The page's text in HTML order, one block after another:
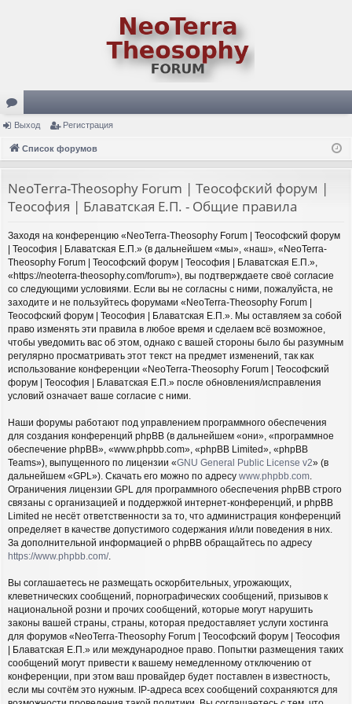
ор
ум
Выход Регистрация
Список форумов
NeoTerra-Theosophy Forum | Теософский форум |
Теософия | Блаватская Е.П. - Общие правила
Заходя на конференцию «NeoTerra-Theosophy Forum | Теософский форум
| Теософия | Блаватская Е.П.» (в дальнейшем «мы», «наш», «NeoTerra-
Theosophy Forum | Теософский форум | Теософия | Блаватская Е.П.»,
«https://neoterra-theosophy.com/forum»), вы подтверждаете своё согласие
со следующими условиями. Если вы не согласны с ними, пожалуйста, не
заходите и не пользуйтесь форумами «NeoTerra-Theosophy Forum |
Теософский форум | Теософия | Блаватская Е.П.». Мы оставляем за собой
право изменять эти правила в любое время и сделаем всё возможное,
чтобы уведомить вас об этом, однако с вашей стороны было бы разумным
регулярно просматривать этот текст на предмет изменений, так как
использование конференции «NeoTerra-Theosophy Forum | Теософский
форум | Теософия | Блаватская Е.П.» после обновления/исправления
условий означает ваше согласие с ними.
Наши форумы работают под управлением программного обеспечения
для создания конференций phpBB (в дальнейшем «они», «программное
обеспечение phpBB», «www.phpbb.com», «phpBB Limited», «phpBB
Teams»), выпущенного по лицензии «GNU General Public License v2» (в
дальнейшем «GPL»). Скачать его можно по адресу www.phpbb.com
Ограничения лицензии GPL для программного обеспечения phpBB строго
связаны с организацией и поддержкой интернет-конференций, и phpBB
Limited не несёт ответственности за то, что администрация конференций
определяет в качестве допустимого содержания и/или поведения в них.
За дополнительной информацией о phpBB обращайтесь по адресу
https://www.phpbb.com/.
Вы соглашаетесь не размещать оскорбительных, угрожающих,
клеветнических сообщений, порнографических сообщений, призывов к
национальной розни и прочих сообщений, которые могут нарушить
законы вашей страны, страны, которая предоставляет услуги хостинга
для форумов «NeoTerra-Theosophy Forum | Теософский форум | Теософия
| Блаватская Е.П.» или международное право. Попытки размещения таких
сообщений могут привести к вашему немедленному отключению от
конференции, при этом ваш провайдер будет поставлен в известность,
если мы сочтём это нужным. IP-адреса всех сообщений сохраняются для